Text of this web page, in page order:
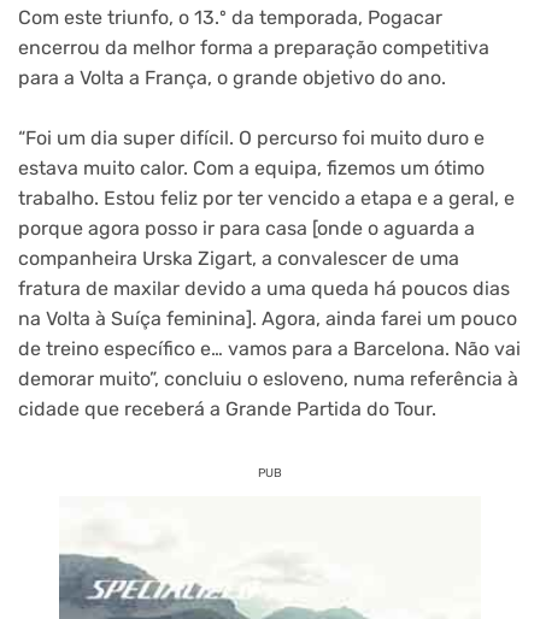
Com este triunfo, o 13.º da temporada, Pogacar
encerrou da melhor forma a preparação competitiva
para a Volta a França, o grande objetivo do ano.
“Foi um dia super difícil. O percurso foi muito duro e
estava muito calor. Com a equipa, fizemos um ótimo
trabalho. Estou feliz por ter vencido a etapa e a geral, e
porque agora posso ir para casa [onde o aguarda a
companheira Urska Zigart, a convalescer de uma
fratura de maxilar devido a uma queda há poucos dias
na Volta à Suíça feminina]. Agora, ainda farei um pouco
de treino específico e… vamos para a Barcelona. Não vai
demorar muito”, concluiu o esloveno, numa referência à
cidade que receberá a Grande Partida do Tour.
PUB